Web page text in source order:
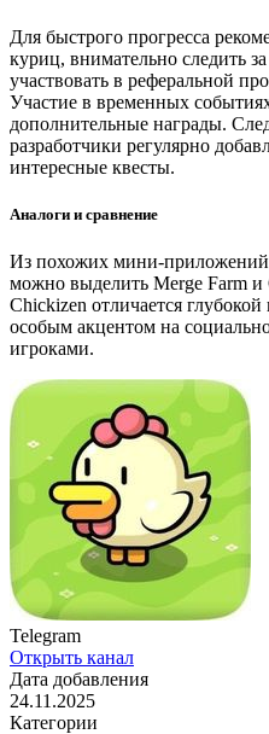
Для быстрого прогресса
куриц, внимательно следить
участвовать в реферальной
Участие в временных
дополнительные награды.
разработчики регулярно
интересные квесты.
Аналоги и сравнение
Из похожих мини-приложений
можно выделить Merge Farm и
Chickizen отличается
особым акцентом на
игроками.
Telegram
Открыть канал
Дата добавления
24.11.2025
Категории